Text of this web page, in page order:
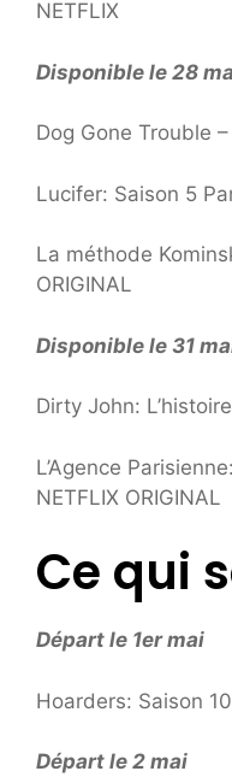
NETFLIX
Disponible le 28
Dog Gone Trouble
Lucifer: Saison 5
La méthode
ORIGINAL
Disponible le 31
Dirty John:
L’Agence
NETFLIX ORIGINAL
Ce qui
Départ le 1er mai
Hoarders: Saison 10
Départ le 2 mai